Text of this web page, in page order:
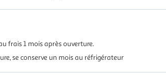
frais 1 mois après ouverture.
se conserve un mois au réfrigérateur